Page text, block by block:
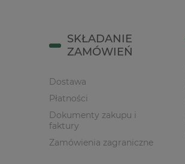
SKŁADANIE
ZAMÓWIEŃ
Dostawa
Płatności
Dokumenty zakupu i
faktury
Zamówienia zagraniczne